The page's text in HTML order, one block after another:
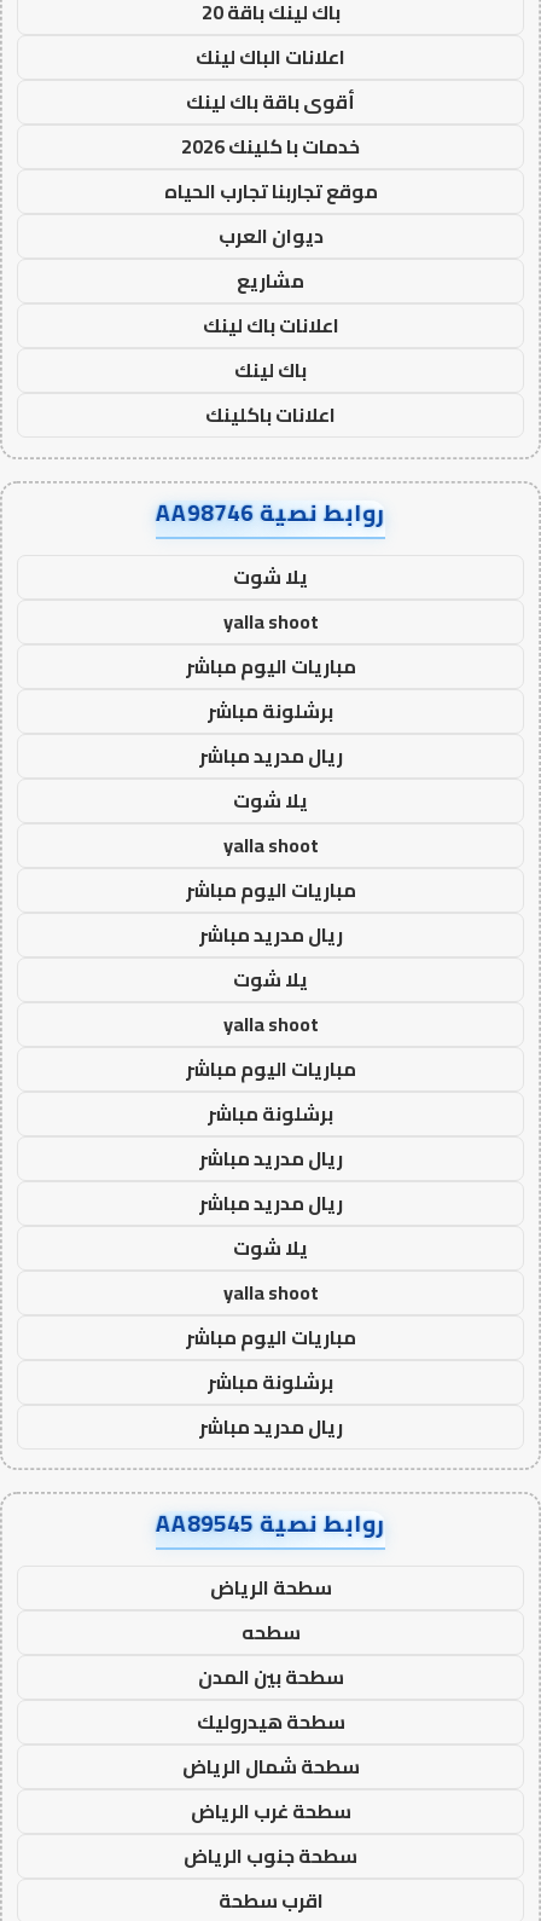
باك لينك باقة 20
اعلانات الباك لينك
أقوى باقة باك لينك
خدمات با كلينك 2026
موقع تجاربنا تجارب الحياه
ديوان العرب
مشاريع
اعلانات باك لينك
باك لينك
اعلانات باكلينك
روابط نصية AA98746
يلا شوت
yalla shoot
مباريات اليوم مباشر
برشلونة مباشر
ريال مدريد مباشر
يلا شوت
yalla shoot
مباريات اليوم مباشر
ريال مدريد مباشر
يلا شوت
yalla shoot
مباريات اليوم مباشر
برشلونة مباشر
ريال مدريد مباشر
ريال مدريد مباشر
يلا شوت
yalla shoot
مباريات اليوم مباشر
برشلونة مباشر
ريال مدريد مباشر
روابط نصية AA89545
سطحة الرياض
سطحه
سطحة بين المدن
سطحة هيدروليك
سطحة شمال الرياض
سطحة غرب الرياض
سطحة جنوب الرياض
اقرب سطحة